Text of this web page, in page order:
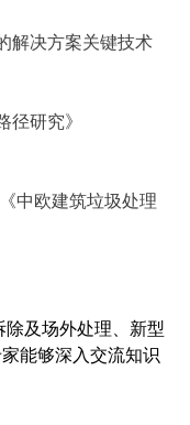
解决方案关键技术
研究》
中欧建筑垃圾处理
及场外处理、新型
能够深入交流知识